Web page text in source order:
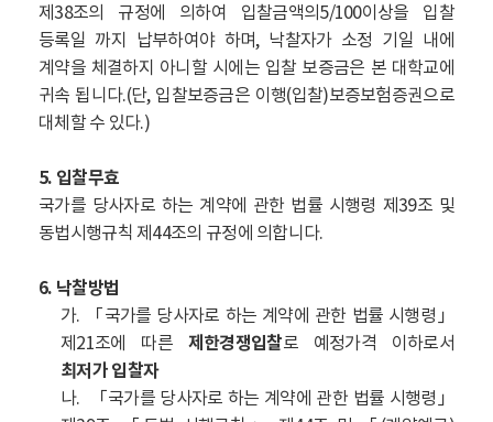
제38조의 규정에 의하여 입찰금액의5/100이상을 입찰
등록일 까지 납부하여야 하며, 낙찰자가 소정 기일 내에
계약을 체결하지 아니할 시에는 입찰 보증금은 본 대학교에
귀속 됩니다.(단, 입찰보증금은 이행(입찰)보증보험증권으로
대체할 수 있다.)
5. 입찰무효
국가를 당사자로 하는 계약에 관한 법률 시행령 제39조 및
동법시행규칙 제44조의 규정에 의합니다.
6. 낙찰방법
가. 「국가를 당사자로 하는 계약에 관한 법률 시행령」
제21조에 따른 제한경쟁입찰로 예정가격 이하로서
최저가 입찰자
나. 「국가를 당사자로 하는 계약에 관한 법률 시행령」